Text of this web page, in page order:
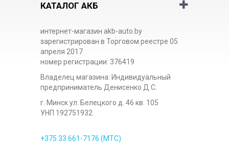
КАТАЛОГ АКБ
интернет-магазин akb-auto.by
зарегистрирован в Торговом реестре 05
апреля 2017
номер регистрации: 376419
Владелец магазина: Индивидуальный
предприниматель Денисенко Д.С.
г. Минск ул. Белецкого д. 46 кв. 105
УНП 192751932
+375 33 661-7176 (МТС)